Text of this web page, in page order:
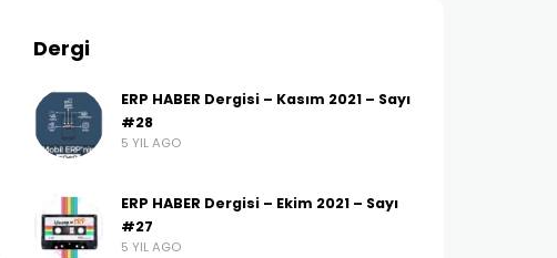
Dergi
ERP HABER Dergisi – Kasım 2021 – Sayı
#28
5 YIL AGO
ERP HABER Dergisi – Ekim 2021 – Sayı
#27
5 YIL AGO